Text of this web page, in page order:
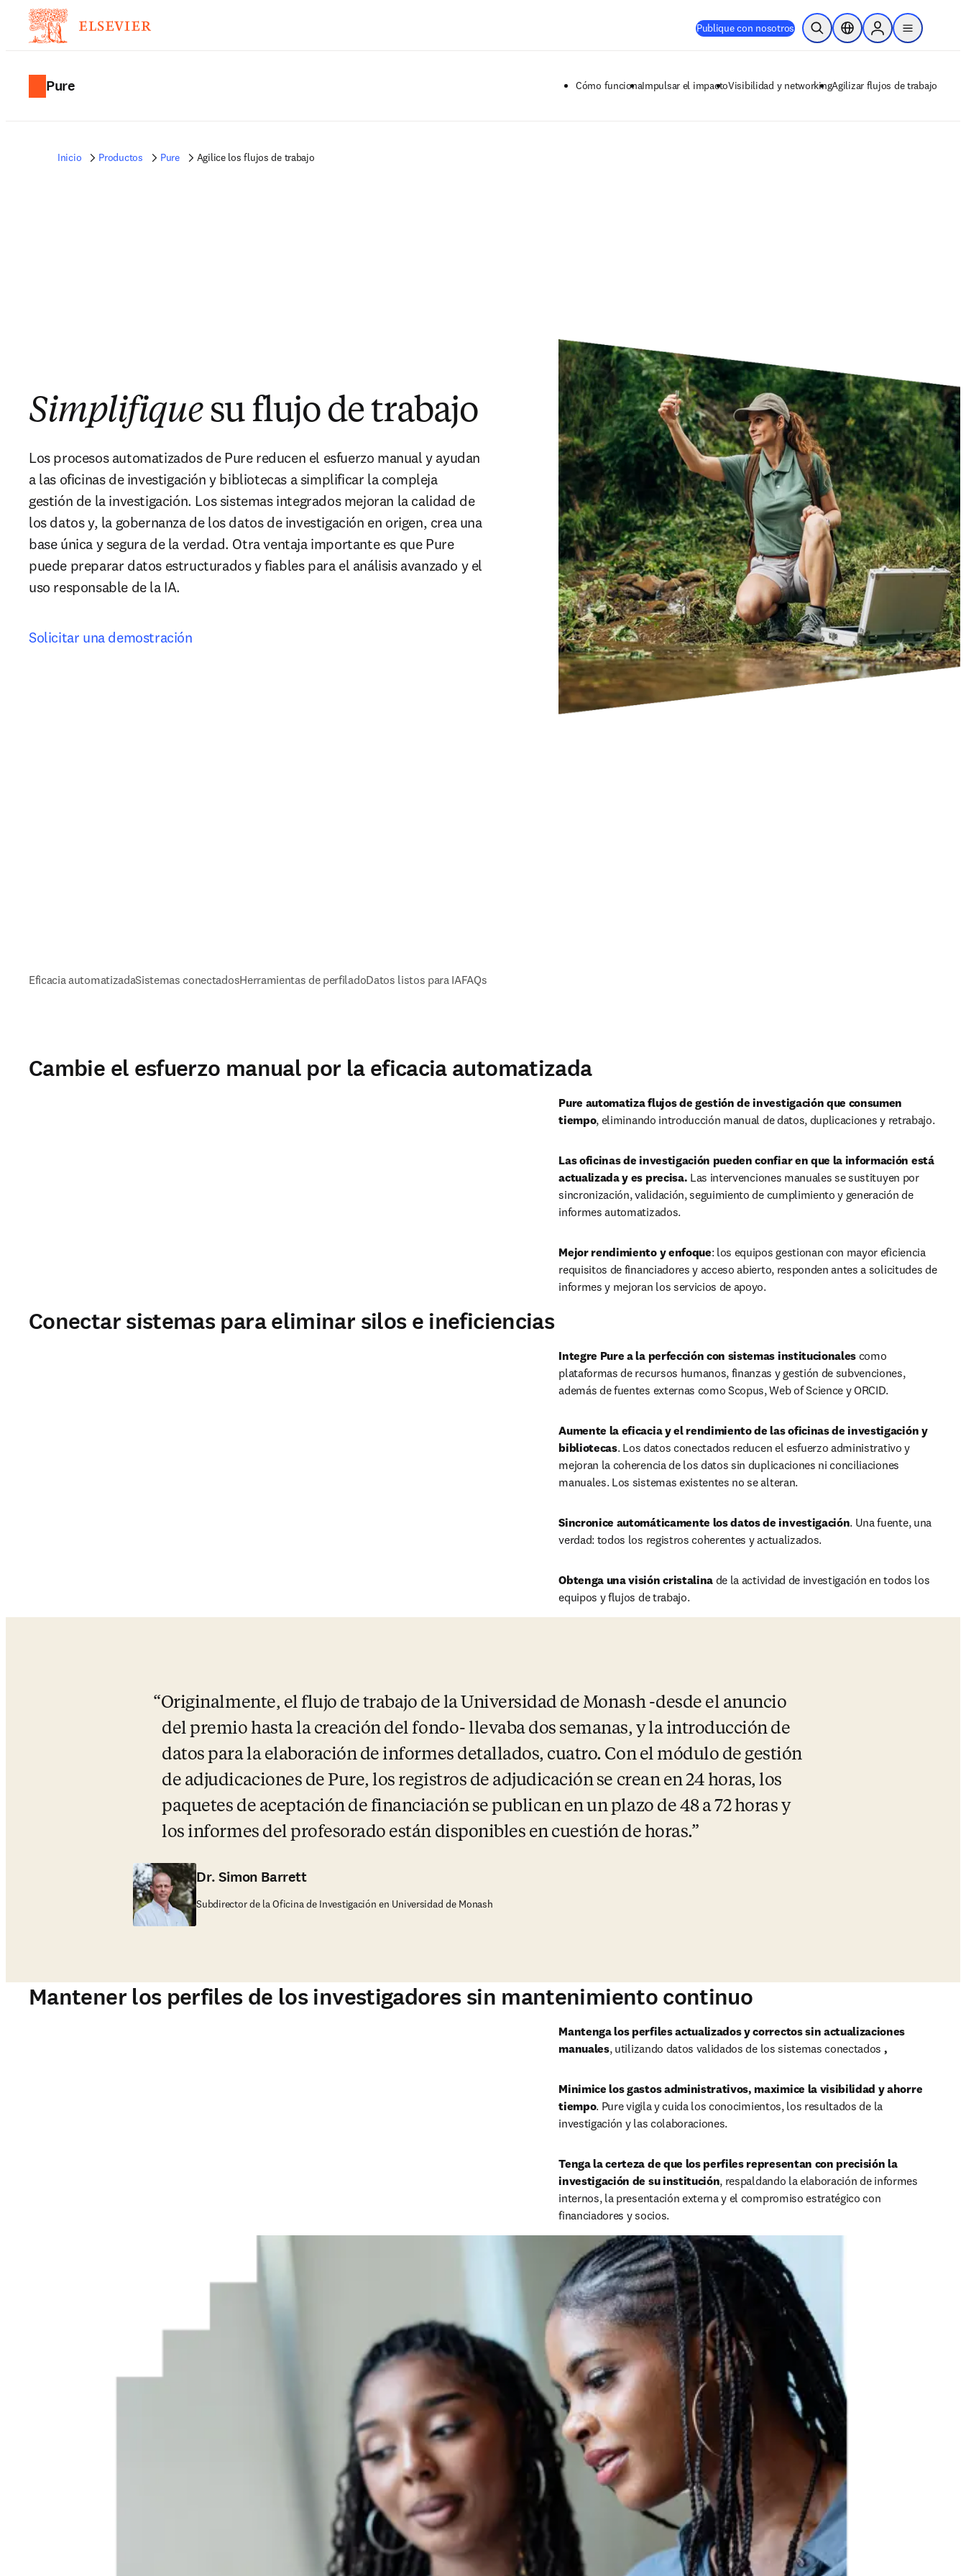
Publique con nosotros Abrir búsquedaSelector de ubicación
Sign in to products
menu
Pure Cómo funcionaImpulsar el impactoVisibilidad y networkingAgilizar flujos de trabajo
Inicio Productos Pure Agilice los flujos de trabajo
Simplifiquesu flujo de trabajo
Los procesos automatizados de Pure reducen el esfuerzo manual y ayudan
a las oficinas de investigación y bibliotecas a simplificar la compleja
gestión de la investigación. Los sistemas integrados mejoran la calidad de
los datos y, la gobernanza de los datos de investigación en origen, crea una
base única y segura de la verdad. Otra ventaja importante es que Pure
puede preparar datos estructurados y fiables para el análisis avanzado y el
uso responsable de la IA.
Solicitar una demostración
Eficacia automatizadaSistemas conectadosHerramientas de perfiladoDatos listos para IAFAQs
Cambie el esfuerzo manual por la eficacia automatizada
Pure automatiza flujos de gestión de investigación que consumen
tiempo
Las oficinas de investigación pueden confiar en que la información está
actualizada y es precisa. Las intervenciones manuales se sustituyen por
sincronización, validación, seguimiento de cumplimiento y generación de
informes automatizados.
Mejor rendimiento y enfoque: los equipos gestionan con mayor eficiencia
requisitos de financiadores y acceso abierto, responden antes a solicitudes de
informes y mejoran los servicios de apoyo.
Conectar sistemas para eliminar silos e ineficiencias
Integre Pure a la perfección con sistemas institucionales como
plataformas de recursos humanos, finanzas y gestión de subvenciones,
además de fuentes externas como Scopus, Web of Science y ORCID.
Aumente la eficacia y el rendimiento de las oficinas de investigación y
bibliotecas. Los datos conectados reducen el esfuerzo administrativo y
mejoran la coherencia de los datos sin duplicaciones ni conciliaciones
manuales. Los sistemas existentes no se alteran.
Sincronice automáticamente los datos de investigación. Una fuente, una
verdad: todos los registros coherentes y actualizados.
Obtenga una visión cristalina de la actividad de investigación en todos los
equipos y flujos de trabajo.
Originalmente, el flujo de trabajo de la Universidad de Monash -desde el anuncio
del premio hasta la creación del fondo- llevaba dos semanas, y la introducción de
datos para la elaboración de informes detallados, cuatro. Con el módulo de gestión
de adjudicaciones de Pure, los registros de adjudicación se crean en 24 horas, los
paquetes de aceptación de financiación se publican en un plazo de 48 a 72 horas y
los informes del profesorado están disponibles en cuestión de horas.
Dr. Simon Barrett
Subdirector de la Oficina de Investigación en Universidad de Monash
Mantener los perfiles de los investigadores sin mantenimiento continuo
Mantenga los perfiles actualizados y correctos sin actualizaciones
manuales, utilizando datos validados de los sistemas conectados ,
Minimice los gastos administrativos, maximice la visibilidad y ahorre
tiempo. Pure vigila y cuida los conocimientos, los resultados de la
investigación y las colaboraciones.
Tenga la certeza de que los perfiles representan con precisión la
investigación de su institución, respaldando la elaboración de informes
internos, la presentación externa y el compromiso estratégico con
financiadores y socios.